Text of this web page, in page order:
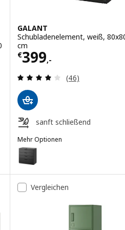
aus 5 sterne. Bewertungen
weiß, 102x120 cm
GALANT
Schubladenelement, weiß,
cm
€399,-
Preis € 399,-
Überprüfung:
(46)
sanft schließend
Mehr Optionen
GALANT
Option: GALANT,
Vergleichen